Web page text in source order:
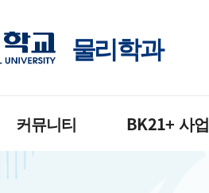
물리학과
커뮤니티
지사항
BK21+ 사업